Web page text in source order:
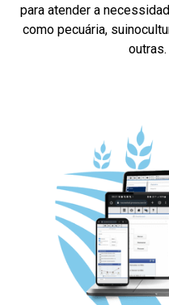
para atender a
como pecuária,
outras.